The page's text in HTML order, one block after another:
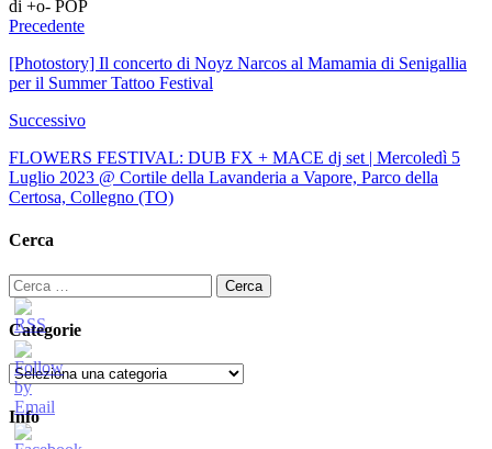
di +o- POP
Precedente
[Photostory] Il concerto di Noyz Narcos al Mamamia di Senigallia
per il Summer Tattoo Festival
Successivo
FLOWERS FESTIVAL: DUB FX + MACE dj set | Mercoledì 5
Luglio 2023 @ Cortile della Lavanderia a Vapore, Parco della
Certosa, Collegno (TO)
Cerca
Ricerca
per:
Categorie
Categorie
Info